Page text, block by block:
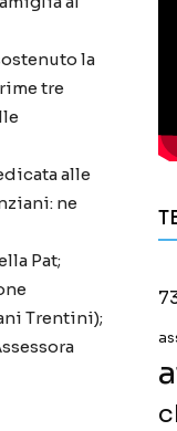
la
tre
alle
ne
Pat;
Trentini);